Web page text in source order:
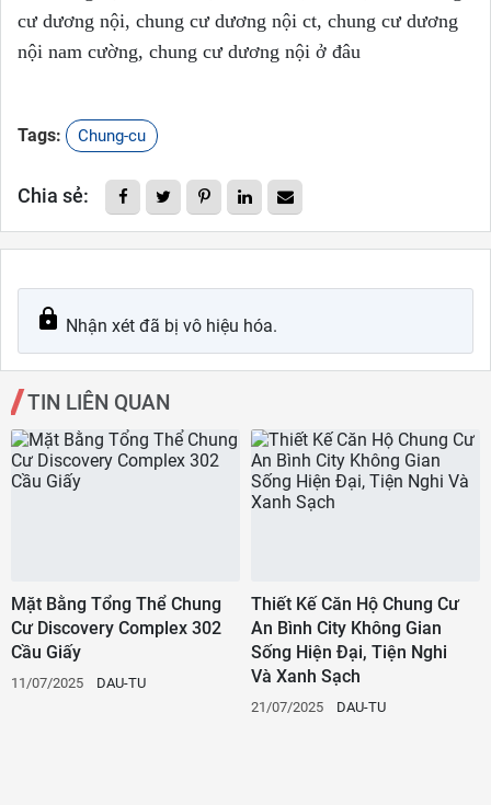
cư dương nội, chung cư dương nội ct, chung cư dương
nội nam cường, chung cư dương nội ở đâu
Tags: Chung-cu
Chia sẻ:
Nhận xét đã bị vô hiệu hóa.
TIN LIÊN QUAN
Mặt Bằng Tổng Thể Chung
Cư Discovery Complex 302
Cầu Giấy
11/07/2025 DAU-TU
Thiết Kế Căn Hộ Chung Cư
An Bình City Không Gian
Sống Hiện Đại, Tiện Nghi
Và Xanh Sạch
21/07/2025 DAU-TU